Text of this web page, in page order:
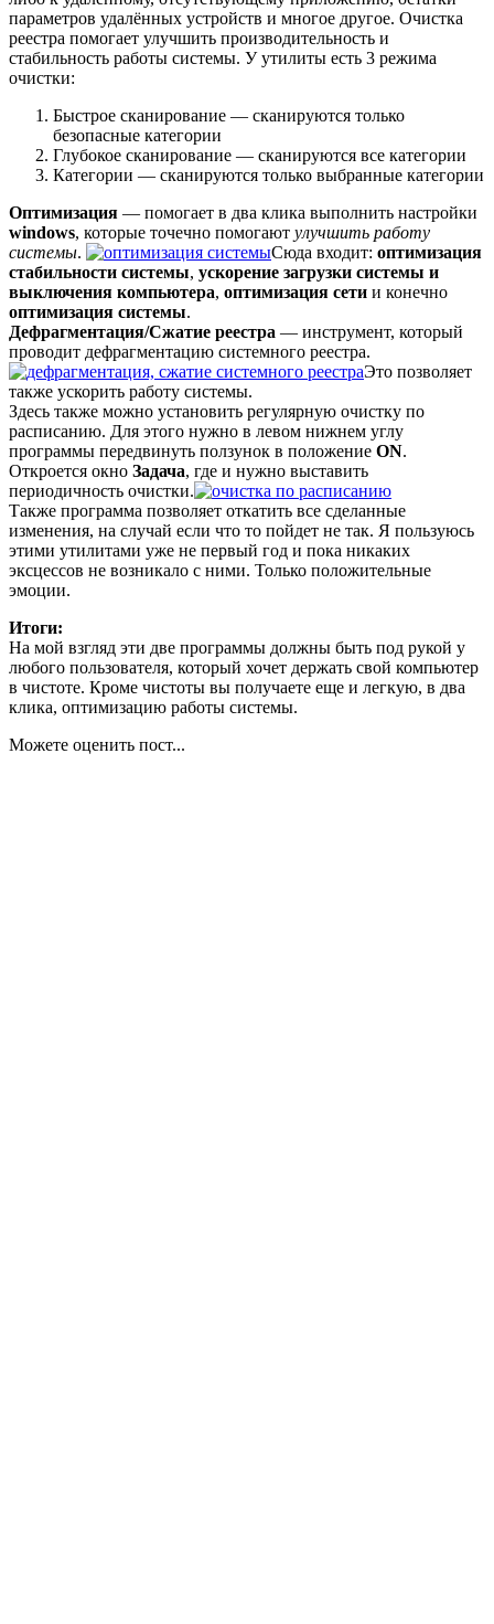
параметров удалённых устройств и многое другое. Очистка
реестра помогает улучшить производительность и
стабильность работы системы. У утилиты есть 3 режима
очистки:
Быстрое сканирование — сканируются только
безопасные категории
Глубокое сканирование — сканируются все категории
Категории — сканируются только выбранные категории
Оптимизация — помогает в два клика выполнить настройки
windows, которые точечно помогают улучшить работу
системы. Сюда входит: оптимизация
стабильности системы, ускорение загрузки системы и
выключения компьютера, оптимизация сети и конечно
оптимизация системы.
Дефрагментация/Сжатие реестра — инструмент, который
проводит дефрагментацию системного реестра.
Это позволяет
также ускорить работу системы.
Здесь также можно установить регулярную очистку по
расписанию. Для этого нужно в левом нижнем углу
программы передвинуть ползунок в положение ON.
Откроется окно Задача, где и нужно выставить
периодичность очистки.
Также программа позволяет откатить все сделанные
изменения, на случай если что то пойдет не так. Я пользуюсь
этими утилитами уже не первый год и пока никаких
эксцессов не возникало с ними. Только положительные
эмоции.
Итоги:
На мой взгляд эти две программы должны быть под рукой у
любого пользователя, который хочет держать свой компьютер
в чистоте. Кроме чистоты вы получаете еще и легкую, в два
клика, оптимизацию работы системы.
Можете оценить пост...